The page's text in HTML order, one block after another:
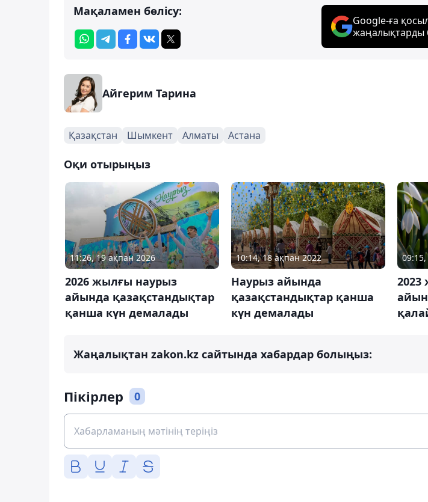
Мақаламен бөлісу:
Google-ға
жаңалықтарды
Айгерим Тарина
Қазақстан Шымкент Алматы Астана
Оқи отырыңыз
11:26, 19 ақпан 2026
2026 жылғы наурыз
айында қазақстандықтар
қанша күн демалады
10:14, 18 ақпан 2022
Наурыз айында
қазақстандықтар қанша
күн демалады
Жаңалықтан zakon.kz сайтында хабардар болыңыз:
Пікірлер 0